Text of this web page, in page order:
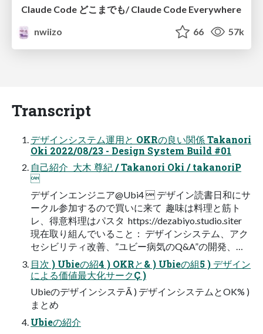
Claude Code どこまでも/ Claude Code Everywhere
nwiizo
66 57k
Transcript
デザインシステム運用と OKRの良い関係 Takanori
Oki 2022/08/23 - Design System Build #01
自己紹介  大木 尊紀 / Takanori Oki / takanoriP

デザインエンジニア@Ubi4  デザイン読書日和にサ
ークル参加するので買いに来て  趣味は料理と筋ト
レ、得意料理はパスタ  https://dezabiyo.studio.siter
現在取り組んでいること： デザインシステム、アク
セシビリティ改善、”ユビー病気のQ&A”の開発、…
目次 ) Ubieの紹4 ) OKRと& ) Ubieの組5 ) デザイン
による価値最大化サークÇ )
UbieのデザインシステÃ ) デザインシステムとOK% )
まとめ
Ubieの紹介